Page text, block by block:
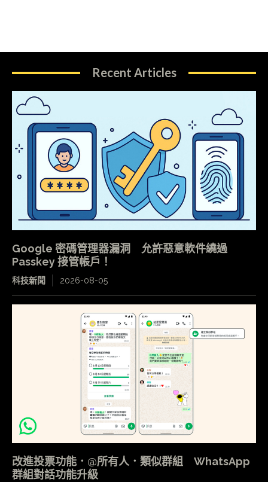
Recent Articles
Google 密碼管理器漏洞 允許惡意軟件繞過
Passkey 接管帳戶！
科技新聞 2026-08-05
改進投票功能．@所有人．類似群組 WhatsApp
群組對話功能升級